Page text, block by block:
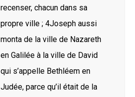
recenser, chacun dans sa
propre ville ; 4Joseph aussi
monta de la ville de Nazareth
en Galilée à la ville de David
qui s’appelle Bethléem en
Judée, parce qu’il était de la